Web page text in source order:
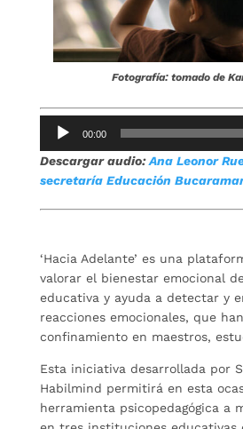
Fotografía: tomado de
Reproductor
audio
00:00
Descargar audio:Ana Leonor
secretaría Educación
‘Hacia Adelante’ es una
valorar el bienestar emocional
educativa y ayuda a detectar y
reacciones emocionales, que
confinamiento en maestros,
Esta iniciativa desarrollada por
Habilmind permitirá en esta
herramienta psicopedagógica a